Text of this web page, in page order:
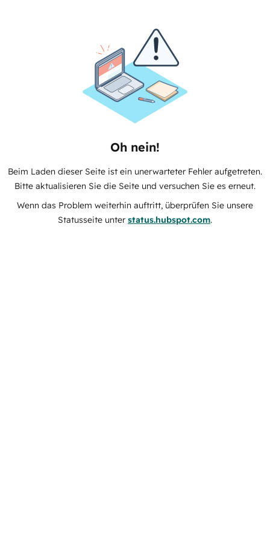
Oh nein!
Beim Laden dieser Seite ist ein unerwarteter Fehler aufgetreten.
Bitte aktualisieren Sie die Seite und versuchen Sie es erneut.
Wenn das Problem weiterhin auftritt, überprüfen Sie unsere
Statusseite unter status.hubspot.com.